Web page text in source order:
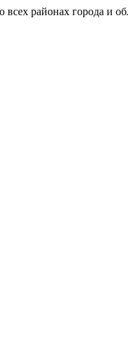
районах города и